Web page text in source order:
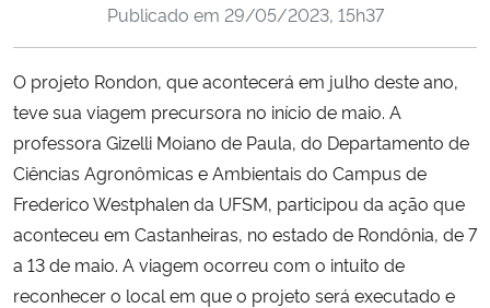
Ministério da Ciência, Tecnologia, Inovações e Comunicações
Ministério do Meio Ambiente
Ministério do Turismo
Ministério do Desenvolvimento Regional
Controladoria-Geral da União
Publicado em 29/05/2023, 15h37
O projeto Rondon, que acontecerá em julho deste ano,
teve sua viagem precursora no início de maio. A
professora Gizelli Moiano de Paula, do Departamento de
Ciências Agronômicas e Ambientais do Campus de
Frederico Westphalen da UFSM, participou da ação que
aconteceu em Castanheiras, no estado de Rondônia, de 7
a 13 de maio. A viagem ocorreu com o intuito de
reconhecer o local em que o projeto será executado e